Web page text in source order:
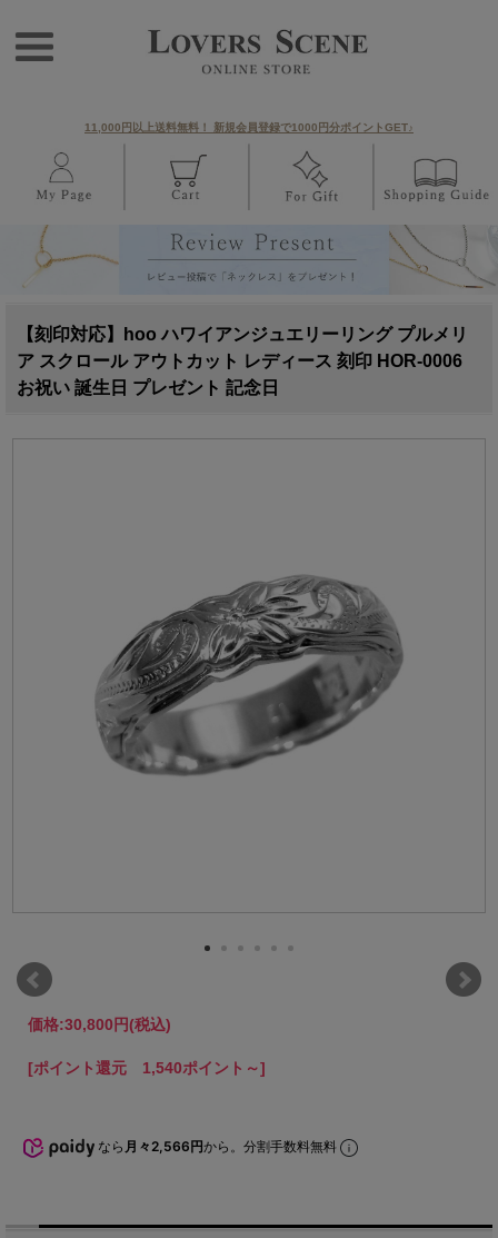
11,000円以上送料無料！ 新規会員登録で1000円分ポイントGET♪
【刻印対応】hoo ハワイアンジュエリーリング プルメリ
ア スクロール アウトカット レディース 刻印 HOR-0006
お祝い 誕生日 プレゼント 記念日
価格:30,800円(税込)
[ポイント還元 1,540ポイント～]
なら 月々2,566円から。分割手数料無料